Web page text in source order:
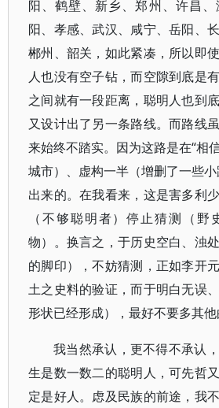
阳、鹤壁、新乡、郑州、许昌
阳、孝感、武汉、咸宁、岳阳、
郴州、韶关，如此紧凑，所以即
人也没有空子钻，而空隙到底是
之间就有一段距离，聪明人也到
又设计出了另一条路线。而路线
来始终不踏实。因为这路是在“相
城市）、虚构一半（增删了一些
出来的。在我看来，这是害多利
（不够聪明者）停止猜测（野
物）。换言之，于历史空白、浊
的脚印），不妨猜测，正如李开
土之史料的验证，而于明白无误
形状已经形成），最好不要多其他
我当然承认，更不得不承认
生是数一数二的聪明人，可先哲
定是好人。虑及民族的前途，我